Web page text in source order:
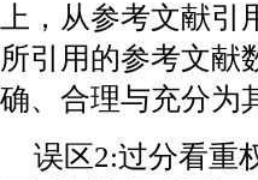
上，从参考文献
所引用的参考文献
确、合理与充分为
误区2:过分看重